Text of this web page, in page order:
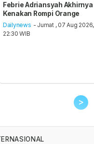
Febrie Adriansyah Akhirnya
Kenakan Rompi Orange
Dailynews - Jumat , 07 Aug 2026,
22:30 WIB
>